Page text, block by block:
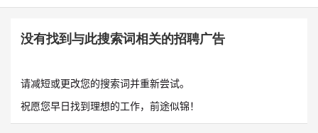
没有找到与此搜索词相关的招聘广告
请减短或更改您的搜索词并重新尝试。
祝愿您早日找到理想的工作，前途似锦！